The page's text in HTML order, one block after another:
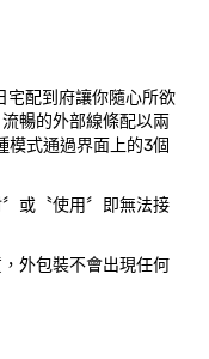
宅配到府讓你隨心所欲
暢的外部線條配以兩
模式通過界面上的3個
或〝使用〞即無法接
外包裝不會出現任何